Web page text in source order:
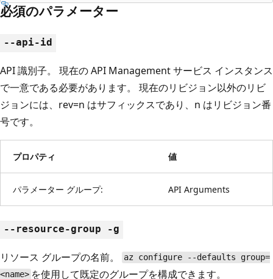
必須のパラメーター
--api-id
API 識別子。 現在の API Management サービス インスタンス
で一意である必要があります。 現在のリビジョン以外のリビ
ジョンには、rev=n はサフィックスであり、n はリビジョン番
号です。
プロパティ 値
パラメーター グループ: API Arguments
--resource-group -g
リソース グループの名前。
az configure --defaults group=
<name> を使用して既定のグループを構成できます。